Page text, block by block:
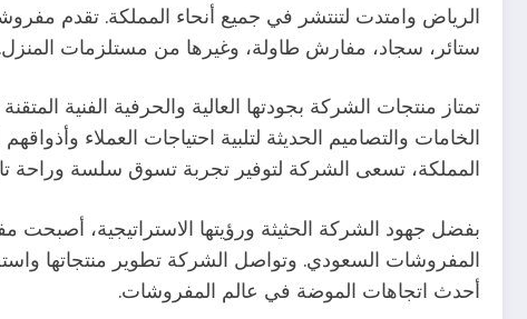
الرياض وامتدت لتنتشر في جميع أنحاء المملكة. تقدم
ستائر، سجاد، مفارش طاولة، وغيرها من مستلزمات المنزل.
تمتاز منتجات الشركة بجودتها العالية والحرفية الفنية
الخامات والتصاميم الحديثة لتلبية احتياجات العملاء
المملكة، تسعى الشركة لتوفير تجربة تسوق سلسة وراحة
بفضل جهود الشركة الحثيثة ورؤيتها الاستراتيجية،
المفروشات السعودي. وتواصل الشركة تطوير منتجاتها
أحدث اتجاهات الموضة في عالم المفروشات.